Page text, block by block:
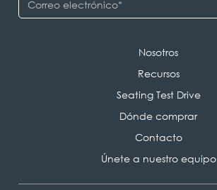
Nosotros
Recursos
Seating Test Drive
Dónde comprar
Contacto
Únete a nuestro equipo